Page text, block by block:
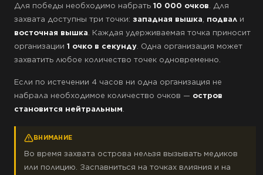
Для победы необходимо набрать 10 000 очков . Для
захвата доступны три точки: западная вышка подвали
восточная вышка . Каждая удерживаемая точка приносит
организации 1 очко в секунду. Одна организация может
захватить любое количество точек одновременно.
Если по истечении 4 часов ни одна организация не
набрала необходимое количество очков — остров
становится нейтральным.
ВНИМАНИЕ
Во время захвата острова нельзя вызывать медиков
или полицию. Заспавниться на точках влияния и на